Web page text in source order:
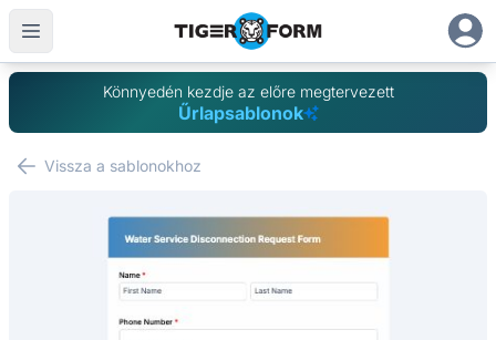
Könnyedén kezdje az előre megtervezett
Űrlapsablonok
Vissza a sablonokhoz